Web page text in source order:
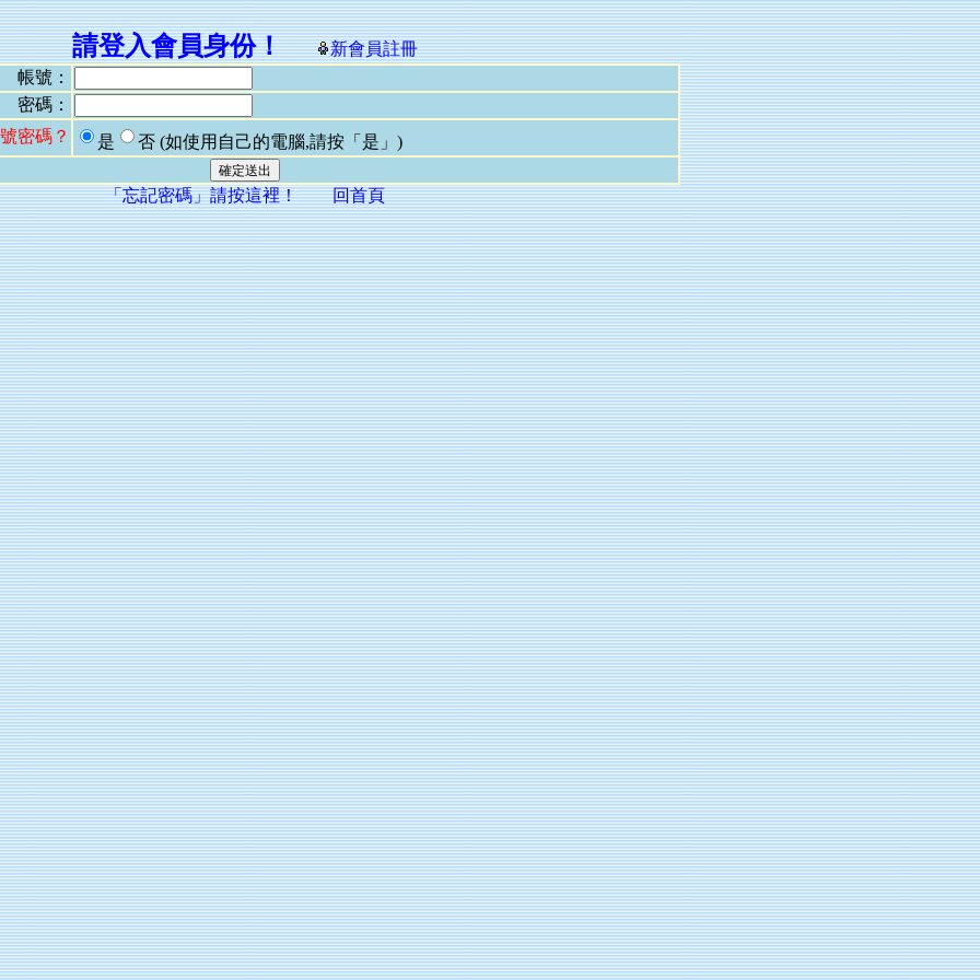
請登入會員身份！
新會員註冊
帳號：
密碼：
密碼？
是 否 (如使用自己的電腦,請按「是」)
「忘記密碼」請按這裡！ 回首頁